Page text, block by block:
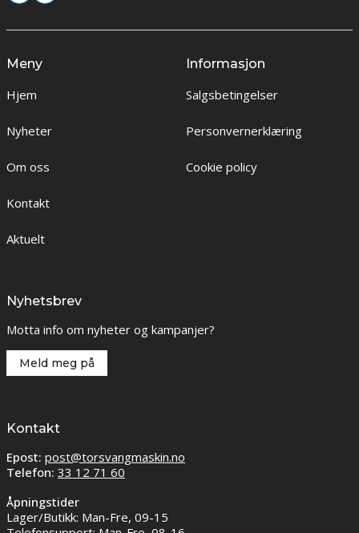
Meny
Hjem
Nyheter
Om oss
Kontakt
Aktuelt
Informasjon
Salgsbetingelser
Personvernerklæring
Cookie policy
Nyhetsbrev
Motta info om nyheter og kampanjer?
Meld meg på
Kontakt
Epost: post@torsvangmaskin.no
Telefon: 33 12 71 60
Åpningstider
Lager/Butikk: Man-Fre, 09-15